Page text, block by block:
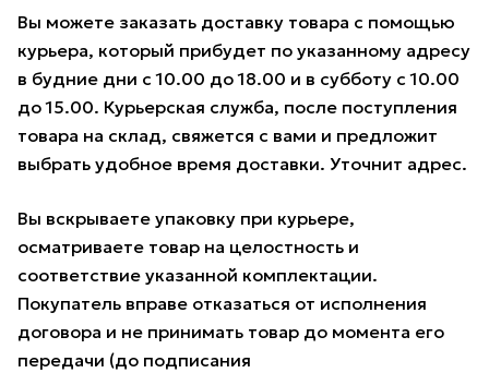
Вы можете заказать доставку товара с помощью
курьера, который прибудет по указанному адресу
в будние дни с 10.00 до 18.00 и в субботу с 10.00
до 15.00. Курьерская служба, после поступления
товара на склад, свяжется с вами и предложит
выбрать удобное время доставки. Уточнит адрес.
Вы вскрываете упаковку при курьере,
осматриваете товар на целостность и
соответствие указанной комплектации.
Покупатель вправе отказаться от исполнения
договора и не принимать товар до момента его
передачи (до подписания